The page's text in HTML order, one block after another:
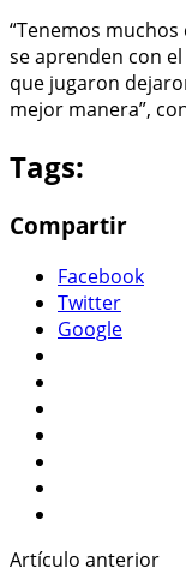
“Tenemos
se aprenden con
que jugaron
mejor manera”,
Tags:
Compartir
Facebook
Twitter
Google
Artículo anterior